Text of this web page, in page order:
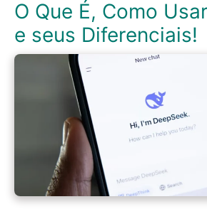
O Que É, Como
e seus Diferenciais!